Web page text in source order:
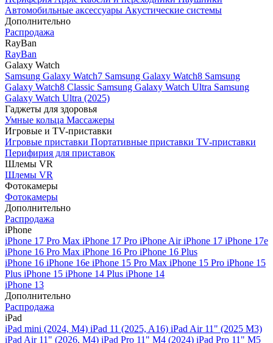
Автомобильные аксессуары Акустические системы
Дополнительно
Распродажа
RayBan
RayBan
Galaxy Watch
Samsung Galaxy Watch7 Samsung Galaxy Watch8 Samsung
Galaxy Watch8 Classic Samsung Galaxy Watch Ultra Samsung
Galaxy Watch Ultra (2025)
Гаджеты для здоровья
Умные кольца Массажеры
Игровые и TV-приставки
Игровые приставки Портативные приставки TV-приставки
Перифирия для приставок
Шлемы VR
Шлемы VR
Фотокамеры
Фотокамеры
Дополнительно
Распродажа
iPhone
iPhone 17 Pro Max iPhone 17 Pro iPhone AiriPhone 17 iPhone 17e
iPhone 16 Pro Max iPhone 16 Pro iPhone 16 Plus
iPhone 16 iPhone 16e iPhone 15 Pro Max iPhone 15 Pro iPhone 15
Plus iPhone 15 iPhone 14 Plus iPhone 14
iPhone 13
Дополнительно
Распродажа
iPad
iPad mini (2024, M4) iPad 11 (2025, A16) iPad Air 11" (2025 M3)
iPad Air 11" (2026, M4) iPad Pro 11" M4 (2024) iPad Pro 11" M5